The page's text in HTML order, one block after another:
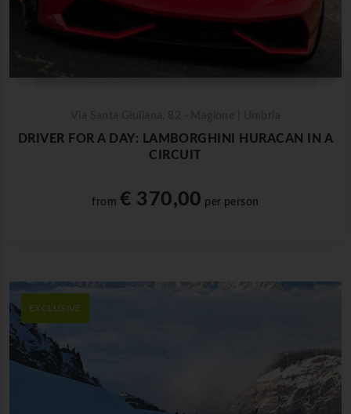
DRIVER FOR A DAY: LAMBORGHINI HURACAN IN A
CIRCUIT
from € 370,00 per person
EXCLUSIVE